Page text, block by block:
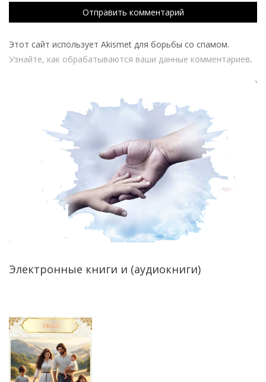
Этот сайт использует Akismet для борьбы со спамом.
Узнайте, как обрабатываются ваши данные комментариев.
Электронные книги и (аудиокниги)